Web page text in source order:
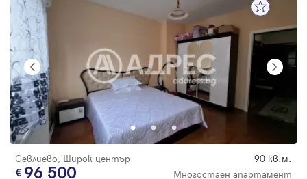
Севлиево, Широк център 90 кв.м.
96 500 Многостаен апартамент